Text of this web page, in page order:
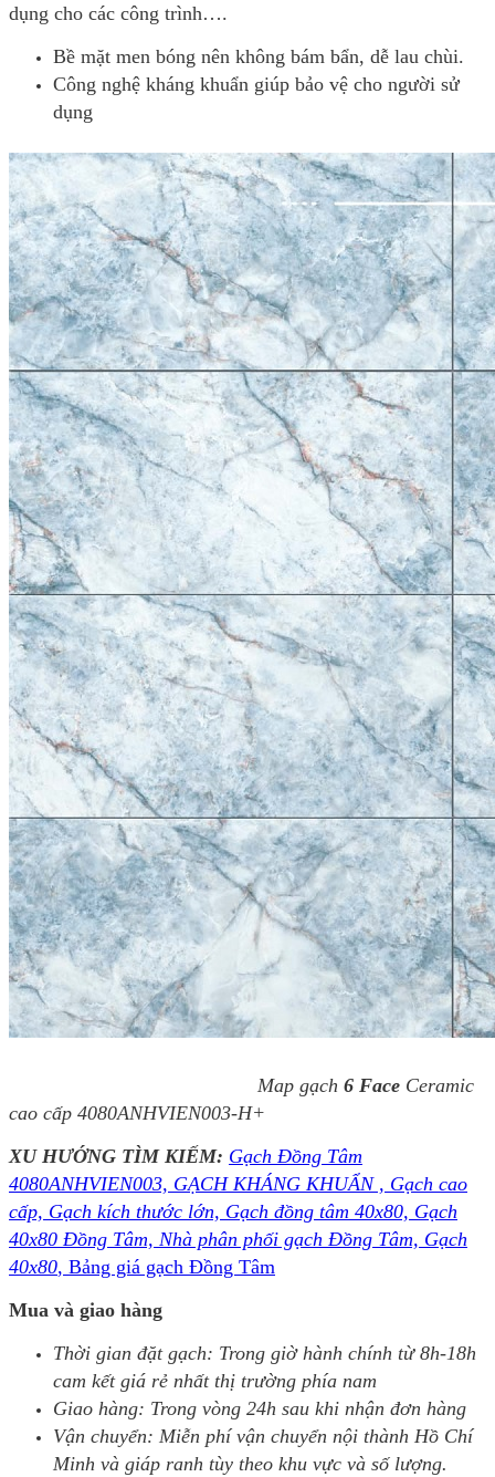
dụng cho các công trình….
Bề mặt men bóng nên không bám bẩn, dễ lau chùi.
Công nghệ kháng khuẩn giúp bảo vệ cho người sử
dụng
Map gạch 6 Face Ceramic
cao cấp 4080ANHVIEN003-H+
XU HƯỚNG TÌM KIẾM: Gạch Đồng Tâm
4080ANHVIEN003, GẠCH KHÁNG KHUẨN , Gạch cao
cấp, Gạch kích thước lớn, Gạch đồng tâm 40x80, Gạch
40x80 Đồng Tâm, Nhà phân phối gạch Đồng Tâm, Gạch
40x80, Bảng giá gạch Đồng Tâm
Mua và giao hàng
Thời gian đặt gạch: Trong giờ hành chính từ 8h-18h
cam kết giá rẻ nhất thị trường phía nam
Giao hàng: Trong vòng 24h sau khi nhận đơn hàng
Vận chuyển: Miễn phí vận chuyển nội thành Hồ Chí
Minh và giáp ranh tùy theo khu vực và số lượng.